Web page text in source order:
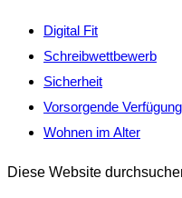
Digital Fit
Schreibwettbewerb
Sicherheit
Vorsorgende
Wohnen im Alter
Diese Website